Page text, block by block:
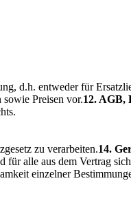
d.h. entweder für
Preisen vor.12. AGB,
zu verarbeiten.14.
alle aus dem Vertrag
einzelner